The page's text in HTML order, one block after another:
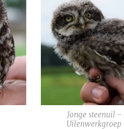
Jonge steenuil -
Uilenwerkgroep